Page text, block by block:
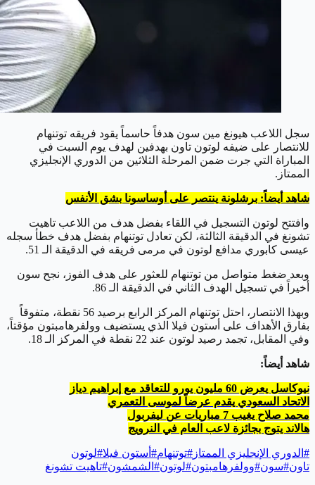
سجل اللاعب هيونغ مين سون هدفاً حاسماً يقود فريقه توتنهام
للانتصار على ضيفه لوتون تاون بهدفين لهدف يوم السبت في
المباراة التي جرت ضمن المرحلة الثلاثين من الدوري الإنجليزي
الممتاز.
شاهد أيضاً: برشلونة ينتصر على أوساسونا بشق الأنفس
وافتتح لوتون التسجيل في اللقاء بفضل هدف من اللاعب تاهيت
تشونغ في الدقيقة الثالثة، لكن تعادل توتنهام بفضل هدف خطأ سجله
عيسى كابوري مدافع لوتون في مرمى فريقه في الدقيقة الـ 51.
وبعد ضغط متواصل من توتنهام للعثور على هدف الفوز، نجح سون
أخيراً في تسجيل الهدف الثاني في الدقيقة الـ 86.
وبهذا الانتصار، احتل توتنهام المركز الرابع برصيد 56 نقطة، متفوقاً
بفارق الأهداف على أستون فيلا الذي يستضيف وولفرهامبتون مؤقتاً،
وفي المقابل، تجمد رصيد لوتون عند 22 نقطة في المركز الـ 18.
شاهد أيضاً:
نيوكاسل يعرض 60 مليون يورو للتعاقد مع إبراهيم دياز
الاتحاد السعودي يقدم عرضاً لموسى التعمري
محمد صلاح يغيب 7 مباريات عن ليفربول
هالاند يتوج بجائزة لاعب العام في النرويج
# الدوري الإنجليزي الممتاز #توتنهام# أستون فيلا#لوتون
تاون#سون#وولفرهامبتون#لوتون# الشمشون#تاهيت تشونغ